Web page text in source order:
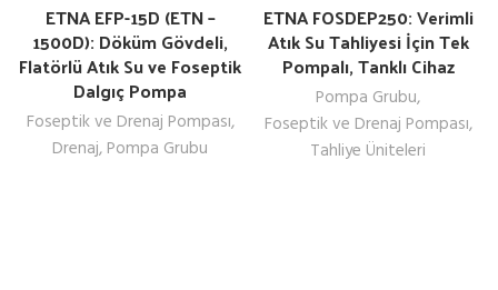
ETNA EFP-15D (ETN –
1500D): Döküm Gövdeli,
Flatörlü Atık Su ve Foseptik
Dalgıç Pompa
Foseptik ve Drenaj Pompası,
Drenaj, Pompa Grubu
ETNA FOSDEP250: Verimli
Atık Su Tahliyesi İçin Tek
Pompalı, Tanklı Cihaz
Pompa Grubu,
Foseptik ve Drenaj Pompası,
Tahliye Üniteleri